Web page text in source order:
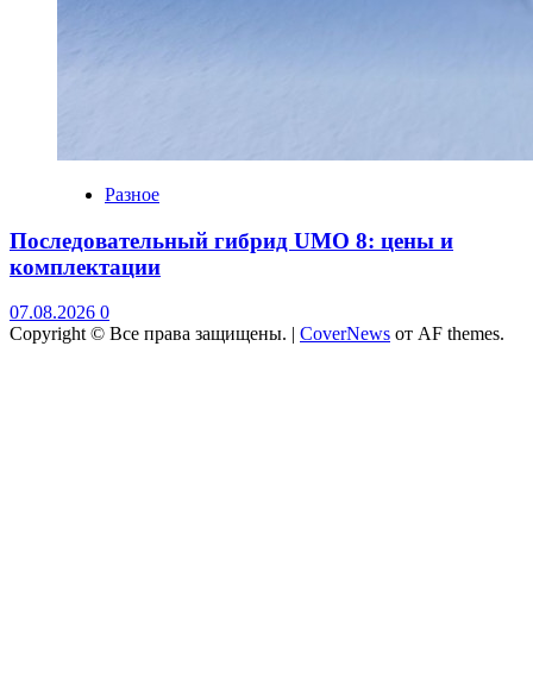
Разное
Последовательный гибрид UMO 8: цены и
комплектации
07.08.2026 0
Copyright © Все права защищены. | CoverNews от AF themes.